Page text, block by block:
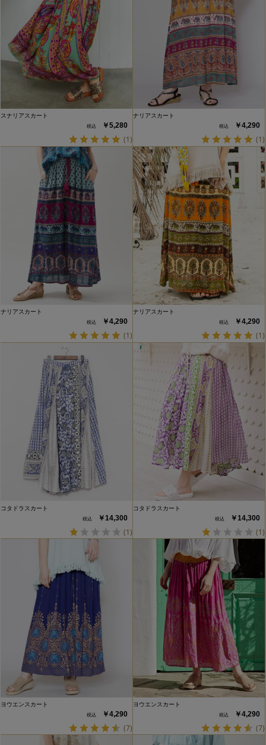
スナリアスカート
￥5,280
(1)
ナリアスカート
￥4,290
(1)
ナリアスカート
￥4,290
(1)
ナリアスカート
￥4,290
(1)
コタドラスカート
￥14,300
(1)
コタドラスカート
￥14,300
(1)
ヨウエンスカート
￥4,290
(7)
ヨウエンスカート
￥4,290
(7)